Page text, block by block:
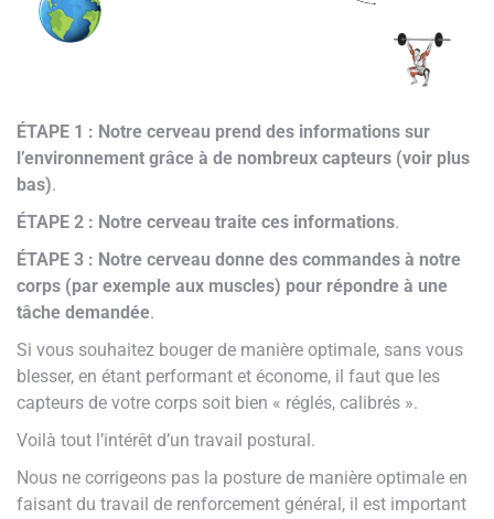
ÉTAPE 1 : Notre cerveau prend des informations sur
l’environnement grâce à de nombreux capteurs (voir plus
bas).
ÉTAPE 2 : Notre cerveau traite ces informations.
ÉTAPE 3 : Notre cerveau donne des commandes à notre
corps (par exemple aux muscles) pour répondre à une
tâche demandée.
Si vous souhaitez bouger de manière optimale, sans vous
blesser, en étant performant et économe, il faut que les
capteurs de votre corps soit bien « réglés, calibrés ».
Voilà tout l’intérêt d’un travail postural.
Nous ne corrigeons pas la posture de manière optimale en
faisant du travail de renforcement général, il est important